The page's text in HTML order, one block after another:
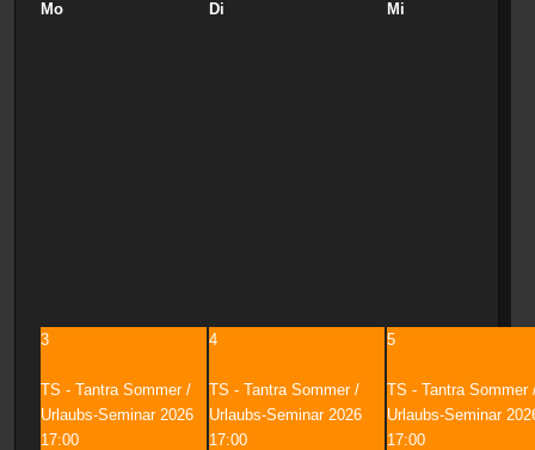
Mo
Di Mi
3
TS - Tantra Sommer /
Urlaubs-Seminar 2026
17:00
4
TS - Tantra Sommer /
Urlaubs-Seminar 2026
17:00
5
TS - Tantra Sommer
Urlaubs-Seminar
17:00